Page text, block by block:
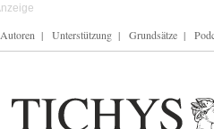
Autoren Unterstützung Grundsätze